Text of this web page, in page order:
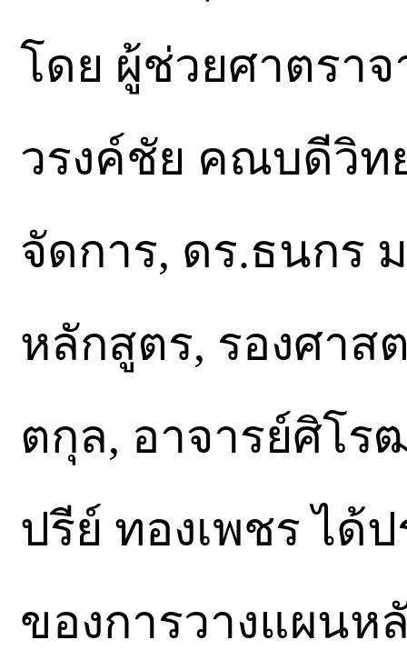
โดย ผู้ช่วยศาตรา
วรงค์ชัย คณบดีวิท
จัดการ, ดร.ธนกร
หลักสูตร, รองศาส
ตกุล, อาจารย์ศิโร
ปรีย์ ทองเพชร ได้
ของการวางแผนห